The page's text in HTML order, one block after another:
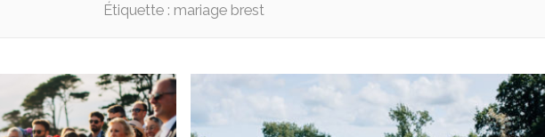
Étiquette : mariage brest